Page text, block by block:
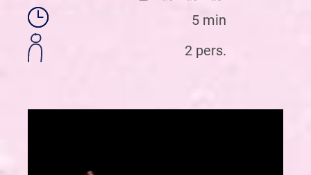
5 min
2 pers.